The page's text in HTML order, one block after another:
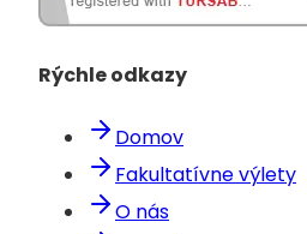
Rýchle odkazy
Domov
Fakultatívne výlety
O nás